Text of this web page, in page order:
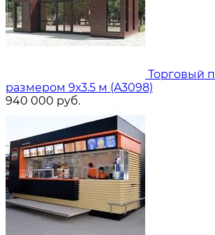
Торговый
размером 9х3.5 м (A3098)
940 000 руб.